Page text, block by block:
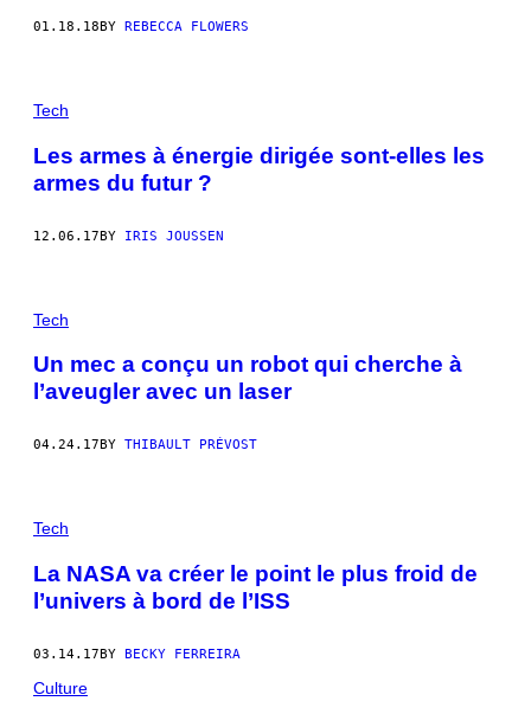
01.18.18BY REBECCA FLOWERS
Tech
Les armes à énergie dirigée sont-elles les
armes du futur ?
12.06.17BY IRIS JOUSSEN
Tech
Un mec a conçu un robot qui cherche à
l’aveugler avec un laser
04.24.17 BY THIBAULT PRÉVOST
Tech
La NASA va créer le point le plus froid de
l’univers à bord de l’ISS
03.14.17BY BECKY FERREIRA
Culture